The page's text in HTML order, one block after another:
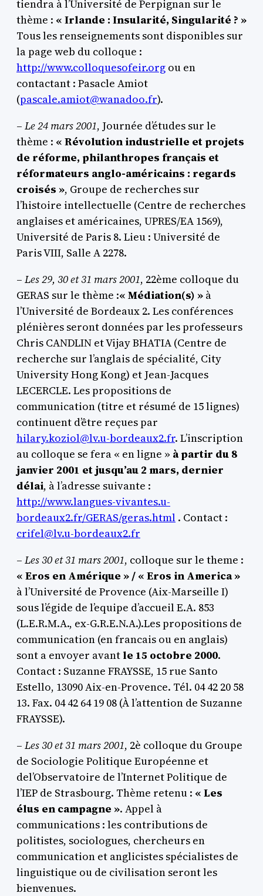
tiendra à l’Université de Perpignan sur le
thème : « Irlande : Insularité, Singularité ? »
Tous les renseignements sont disponibles sur
la page web du colloque :
http://www.colloquesofeir.org ou en
contactant : Pasacle Amiot
(pascale.amiot@wanadoo.fr).
– Le 24 mars 2001, Journée d’études sur le
thème : « Révolution industrielle et projets
de réforme, philanthropes français et
réformateurs anglo-américains : regards
croisés », Groupe de recherches sur
l’histoire intellectuelle (Centre de recherches
anglaises et américaines, UPRES/EA 1569),
Université de Paris 8. Lieu : Université de
Paris VIII, Salle A 2278.
– Les 29, 30 et 31 mars 2001, 22ème colloque du
GERAS sur le thème :« Médiation(s) » à
l’Université de Bordeaux 2. Les conférences
plénières seront données par les professeurs
Chris CANDLIN et Vijay BHATIA (Centre de
recherche sur l’anglais de spécialité, City
University Hong Kong) et Jean-Jacques
LECERCLE. Les propositions de
communication (titre et résumé de 15 lignes)
continuent d’être reçues par
hilary.koziol@lv.u-bordeaux2.fr. L’inscription
au colloque se fera « en ligne » à partir du 8
janvier 2001 et jusqu’au 2 mars, dernier
délai, à l’adresse suivante :
http://www.langues-vivantes.u-
bordeaux2.fr/GERAS/geras.html . Contact :
crifel@lv.u-bordeaux2.fr
– Les 30 et 31 mars 2001, colloque sur le theme :
« Eros en Amérique » / « Eros in America »
à l’Université de Provence (Aix-Marseille I)
sous l’égide de l’equipe d’accueil E.A. 853
(L.E.R.M.A., ex-G.R.E.N.A.).Les propositions de
communication (en francais ou en anglais)
sont a envoyer avantle 15 octobre 2000.
Contact : Suzanne FRAYSSE, 15 rue Santo
Estello, 13090 Aix-en-Provence. Tél. 04 42 20 58
13. Fax. 04 42 64 19 08 (À l’attention de Suzanne
FRAYSSE).
– Les 30 et 31 mars 2001, 2è colloque du Groupe
de Sociologie Politique Européenne et
del’Observatoire de l’Internet Politique de
l’IEP de Strasbourg. Thème retenu : « Les
élus en campagne ». Appel à
communications : les contributions de
politistes, sociologues, chercheurs en
communication et anglicistes spécialistes de
linguistique ou de civilisation seront les
bienvenues.